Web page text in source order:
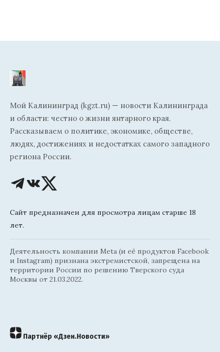
Мой Калининград (kgzt.ru) — новости Калининграда
и области: честно о жизни янтарного края.
Рассказываем о политике, экономике, обществе,
людях, достижениях и недостатках самого западного
региона России.
Сайт предназначен для просмотра лицам старше 18
лет.
Деятельность компании Meta (и её продуктов Facebook
и Instagram) признана экстремистской, запрещена на
территории России по решению Тверского суда
Москвы от 21.03.2022.
Партнёр «Дзен.Новости»